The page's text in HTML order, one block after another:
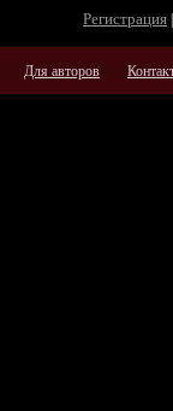
Регистрация
Для авторов